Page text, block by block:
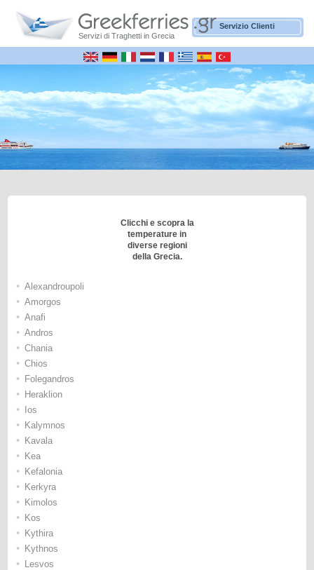
Servizi di Traghetti in Grecia
Servizio Clienti
Clicchi e scopra la
temperature in
diverse regioni
della Grecia.
• Alexandroupoli
• Amorgos
• Anafi
• Andros
• Chania
• Chios
• Folegandros
• Heraklion
• Ios
• Kalymnos
• Kavala
• Kea
• Kefalonia
• Kerkyra
• Kimolos
• Kos
• Kythira
• Kythnos
• Lesvos